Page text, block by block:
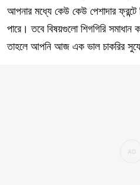
আপনার মধ্যে কেউ কেউ পেশাদার
পারে। তবে বিষয়গুলো শিগগিরি
তাহলে আপনি আজ এক ভাল চাকরির